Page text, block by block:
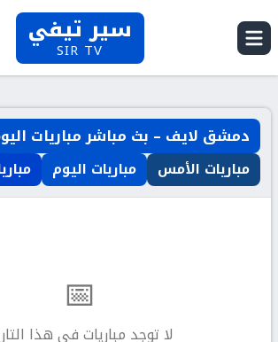
سير تيفي
SIR TV
دمشق لايف – بث مباشر مباريات
مباريات الأمس مباريات اليوم
📅
لا توجد مباريات في هذا